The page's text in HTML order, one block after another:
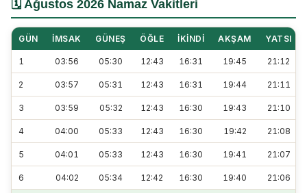
🗓️ Ağustos 2026 Namaz Vakitleri
GÜN İMSAK GÜNEŞ ÖĞLE İKINDI AKŞAM YATSI
1 03:56 05:30 12:43 16:31 19:45 21:12
2 03:57 05:31 12:43 16:31 19:44 21:11
3 03:59 05:32 12:43 16:30 19:43 21:10
4 04:00 05:33 12:43 16:30 19:42 21:08
5 04:01 05:33 12:43 16:30 19:41 21:07
6 04:02 05:34 12:42 16:30 19:40 21:06